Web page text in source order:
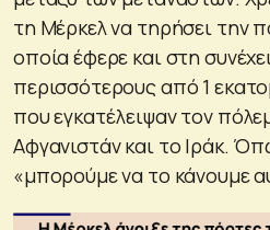
τη Μέρκελ να τηρήσει την
οποία έφερε και στη
περισσότερους από 1
που εγκατέλειψαν τον
Αφγανιστάν και το Ιράκ.
«μπορούμε να το κάνουμε